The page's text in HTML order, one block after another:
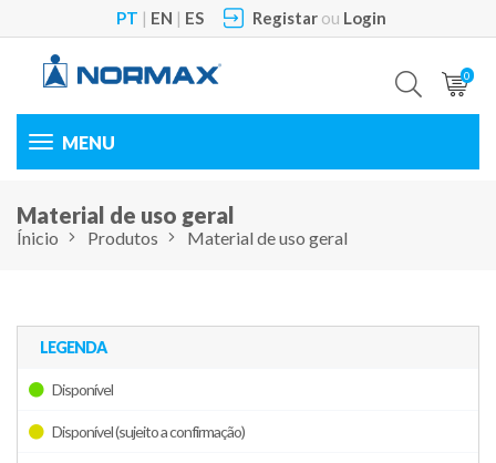
PT | EN | ES Registarou Login
0
Toggle
Material de uso geral
Ínicio Produtos Material de uso geral
LEGENDA
Disponível
Disponível (sujeito a confirmação)